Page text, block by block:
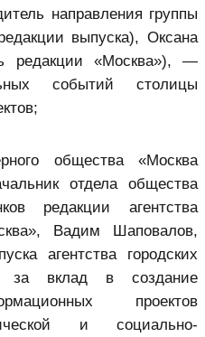
направления группы
выпуска), Оксана
редакции «Москва»), —
событий столицы
общества «Москва
отдела общества
редакции агентства
Вадим Шаповалов,
агентства городских
за вклад в создание
проектов
и социально-